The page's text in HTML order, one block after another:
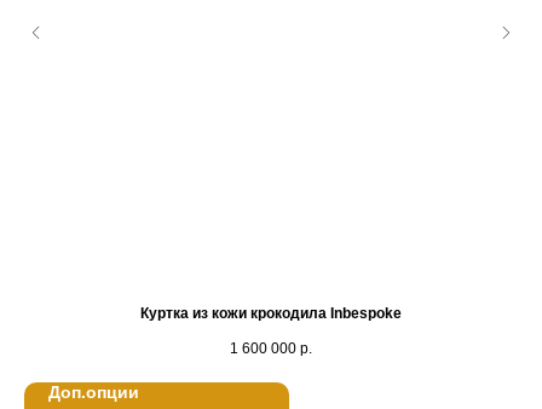
Куртка из кожи крокодила Inbespoke
1 600 000 р.
Доп.опции